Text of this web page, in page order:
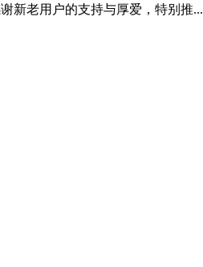
新老用户的支持与厚爱，特别推...